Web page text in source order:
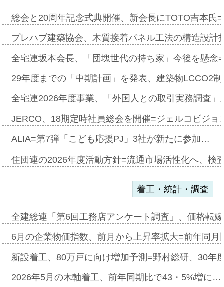
総会と20周年記念式典開催、新会長にTOTO吉本氏
プレハブ建築協会、木質接着パネル工法の構造設
全宅連坂本会長、「団塊世代の持ち家」今後を懸
29年度までの「中期計画」を発表、建築物LCCO2
全宅連2026年度事業、「外国人との取引実務調査
JERCO、18期定時社員総会を開催=ジェルコビジ
ALIA=第7弾「こども応援PJ」3社が新たに参加…
住団連の2026年度活動方針=流通市場活性化へ、検
着工・統計・調査
全建総連「第6回工務店アンケート調査」、価格転
6月の企業物価指数、前月から上昇率拡大=前年同
新設着工、80万戸に向け増加予測=野村総研、30年
2026年5月の木軸着工、前年同期比で43・5%増に…